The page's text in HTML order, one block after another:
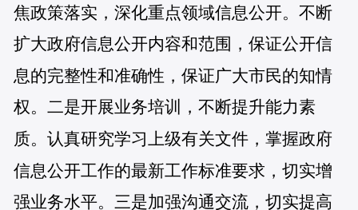
焦政策落实，深化重点领域信息公开。不断
扩大政府信息公开内容和范围，保证公开信
息的完整性和准确性，保证广大市民的知情
权。二是开展业务培训，不断提升能力素
质。认真研究学习上级有关文件，掌握政府
信息公开工作的最新工作标准要求，切实增
强业务水平。三是加强沟通交流，切实提高